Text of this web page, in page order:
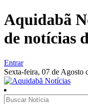
Aquidabã
de notícias
Entrar
Sexta-feira, 07 de Agosto